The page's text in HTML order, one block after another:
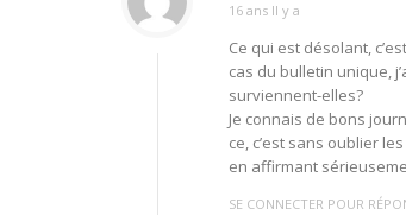
16 ans Il y a
Ce qui est désolant,
cas du bulletin unique,
surviennent-elles?
Je connais de bons
ce, c’est sans oublier
en affirmant
SE CONNECTER POUR